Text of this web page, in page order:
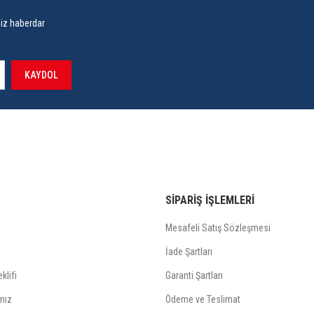
haberdar
KAYDOL
SİPARİŞ İŞLEMLERİ
Mesafeli Satış Sözleşmesi
İade Şartları
Garanti Şartları
Ödeme ve Teslimat